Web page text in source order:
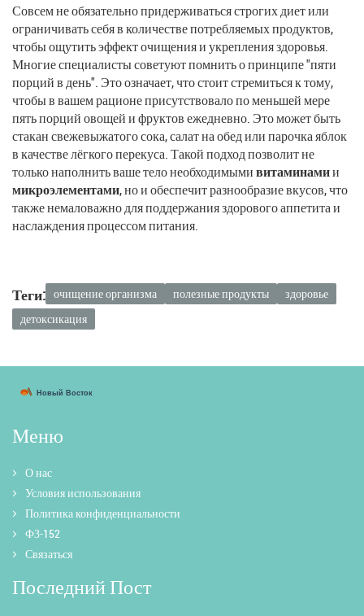
Совсем не обязательно придерживаться строгих диет или
ограничивать себя в количестве потребляемых продуктов,
чтобы ощутить эффект очищения и укрепления здоровья.
Многие специалисты советуют помнить о принципе "пяти
порций в день". Это означает, что стоит стремиться к тому,
чтобы в вашем рационе присутствовало по меньшей мере
пять порций овощей и фруктов ежедневно. Это может быть
стакан свежевыжатого сока, салат на обед или парочка яблок
в качестве лёгкого перекуса. Такой подход позволит не
только наполнить ваше тело необходимымивитаминамии
микроэлементами, но и обеспечит разнообразие вкусов, что
также немаловажно для поддержания здорового аппетита и
наслаждения процессом питания.
Теги: очищение организма полезные продукты
здоровье
детоксикация
Меню
О нас
Условия использования
Политика конфиденциальности
ФЗ-152
Связаться
Последний Пост